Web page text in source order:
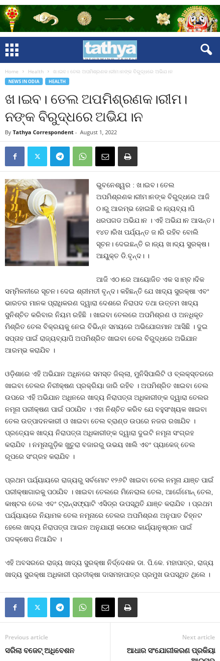
Home Health ଖ।ଇବ। ତେଲ ଅପମିଶ୍ରଣକ।ରୀମ।ନଙ୍କ ବିରୁଦ୍ଧରେ ଅଭିଯ।ନ
NEWS IN ODIA HEALTH
ଖ।ଇବ। ତେଲ ଅପମିଶ୍ରଣକ।ରୀମ।
ନଙ୍କ ବିରୁଦ୍ଧରେ ଅଭିଯ।ନ
By Tathya Correspondent - August 1, 2022
ଭୁବନେଶ୍ୱର : ଖ।ଇବ। ତେଲ
ଅପମିଶ୍ରଣକ।ରୀମ।ନଙ୍କ ବିରୁଦ୍ଧରେ ଆଜି
ଠ।ରୁ ଆରମ୍ଭ ହୋଇଛି ର।ଜ୍ୟବ୍ୟ।ପି
ଧରପଗଡ ଅଭିଯ।ନ । ଏହି ଅଭିଯ।ନ ଆସନ୍ତ।
୧୪ତ।ରିଖ ପର୍ଯ୍ୟନ୍ତ ଜ।ରି ରହିବ ବୋଲି
ସୂଚନ। ଦେଇଛନ୍ତି ର।ଜ୍ୟ ଖ।ଦ୍ୟ ସୁରକ୍ଷ।
ଆୟୁକ୍ତ ଡି.ବୃନ୍ଦ। ।
ଆଜି ଏଠ।ରେ ଆୟୋଜିତ ଏକ ସ।ମ୍ବ।ଦିକ
ସମ୍ମିଳନୀରେ ସୂଚନ। ଦେଇ ଶ୍ରୀମତୀ ବୃନ୍ଦ। କହିଛନ୍ତି ଯେ ଖାଦ୍ୟ ସୁରକ୍ଷା ଏବଂ
ଭାରତର ମାନକ ପ୍ରାଧିକରଣ ଦ୍ୱାରା ଦେଶରେ ନିରାପଦ ତଥା ଉତ୍ତମ ଖାଦ୍ୟ
ସୁନିଶ୍ଚିତ କରିବାର ନିୟମ ରହିଛି । ଖାଇବା ତେଲରେ ଅପମିଶ୍ରଣ ଓ ଅନଧିକୃତ
ମିଶ୍ରିତ ତେଲ ବିକ୍ରୟକୁ ନେଇ ବିଭିନ୍ନ ସମୟରେ ଅଭିଯୋଗମାନ ଆସିଛି । ଦୁଇ
ସପ୍ତାହ ପାଇଁ ରାଜ୍ୟବ୍ୟାପି ଅପମିଶ୍ରିତ ଖାଇବା ତେଲ ବିରୁଦ୍ଧରେ ଅଭିଯାନ
ଆରମ୍ଭ କରାଯିବ ।
ଓଡ଼ିଶାରେ ଏହି ଅଭିଯାନ ଅଧିନରେ ସମସ୍ତ ଜିଲ୍ଲା, ମୁନିସିପାଲିଟି ଓ ବ୍ଲକ୍‌ସ୍ତରରେ
ଖାଇବା ତେଲର ନିରୀକ୍ଷଣ ପ୍ରକ୍ରିୟା ଜାରି ରହିବ । ଅପମିଶ୍ରିତ ଖାଇବା ତେଲ
ଉପରେ ଏହି ଅଭିଯାନ ଅଧିନରେ ଖାଦ୍ୟ ନିରାପତ୍ତା ଅଧିକାରୀଙ୍କ ଦ୍ୱାରା ତେଲର
ନମୂନା ପରୀକ୍ଷଣ ପାଇଁ ପଠାଯିବ । ଏହା ନିଶ୍ଚିତ କରିବ ଯେ ବହୁସଂଖ୍ୟକ ଖାଇବା
ତେଲ ଉତ୍ପାଦନକାରୀ ଓ ଖାଇବା ତେଲ ବ୍ରାଣ୍ଡ ଉପରେ ନଜର ରଖାଯିବ ।
ପ୍ରତ୍ୟେକ ଖାଦ୍ୟ ନିରାପତ୍ତା ଅଧିକାରୀଙ୍କ ଦ୍ୱାରା ଦୁଇଟି ନମୂନା ସଂଗ୍ରହ
କରାଯିବ । ନମୂନାଗୁଡ଼ିକ ଖୁଚୁରା ବଜାରରୁ ଉଭୟ ଖାଲି ଏବଂ ପ୍ୟାକେଜ୍‌ ତେଲ
ରୂପରେ ସଂଗ୍ରହ କରାଯିବ ।
ପ୍ରଥମ ପର୍ଯ୍ୟାୟରେ ରାଜ୍ୟରୁ ସର୍ବମୋଟ ୧୨୬ଟି ଖାଇବା ତେଲ ନମୂନା ଯାଞ୍ଚ ପାଇଁ
ପରୀକ୍ଷାଗାରକୁ ପଠାଯିବ । ଖାଇବା ତେଲରେ ମିନେରାଲ ତେଲ, ଆର୍ଗେମୋନ୍‌ ତେଲ,
କାଷ୍ଟର ତେଲ ଏବଂ ଟ୍ରାନ୍ସଫ୍ୟାଟି ଏସିଡ୍‌ର ଉପସ୍ଥିତି ଯାଞ୍ଚ କରାଯିବ । ପ୍ରଥମ
ପର୍ଯ୍ୟାୟରେ ନିୟାମକ ତେଲ ନମୂନାରେ ତେଲର ଅପମିଶ୍ରଣ ଅନୁପାତ ଚିହ୍ନଟ
ହେଲେ ଖାଦ୍ୟ ନିରାପତ୍ତା ଆଇନ ଅନୁଯାୟୀ କଠୋର କାର୍ଯ୍ୟାନୁଷ୍ଠାନ ପାଇଁ
ପଦକ୍ଷେପ ନିଆଯିବ ।
ଏହି ଅବସରରେ ରାଜ୍ୟ ଖାଦ୍ୟ ସୁରକ୍ଷା ନିର୍ଦ୍ଦେଶକ ଡା. ପି.କେ. ମହାପାତ୍ର, ରାଜ୍ୟ
ଖାଦ୍ୟ ସୁରକ୍ଷା ଅଧିକାରୀ ପ୍ରତୀକ୍ଷା ଦାସମହାପାତ୍ର ପ୍ରମୁଖ ଉପସ୍ଥିତ ଥିଲେ ।
Previous article
ସରିଲା ବଜେଟ୍‍ ଅଧିବେଶନ
Next article
ଆଧାର ସଂଯୋଗୀକରଣ ପ୍ରକିୟା